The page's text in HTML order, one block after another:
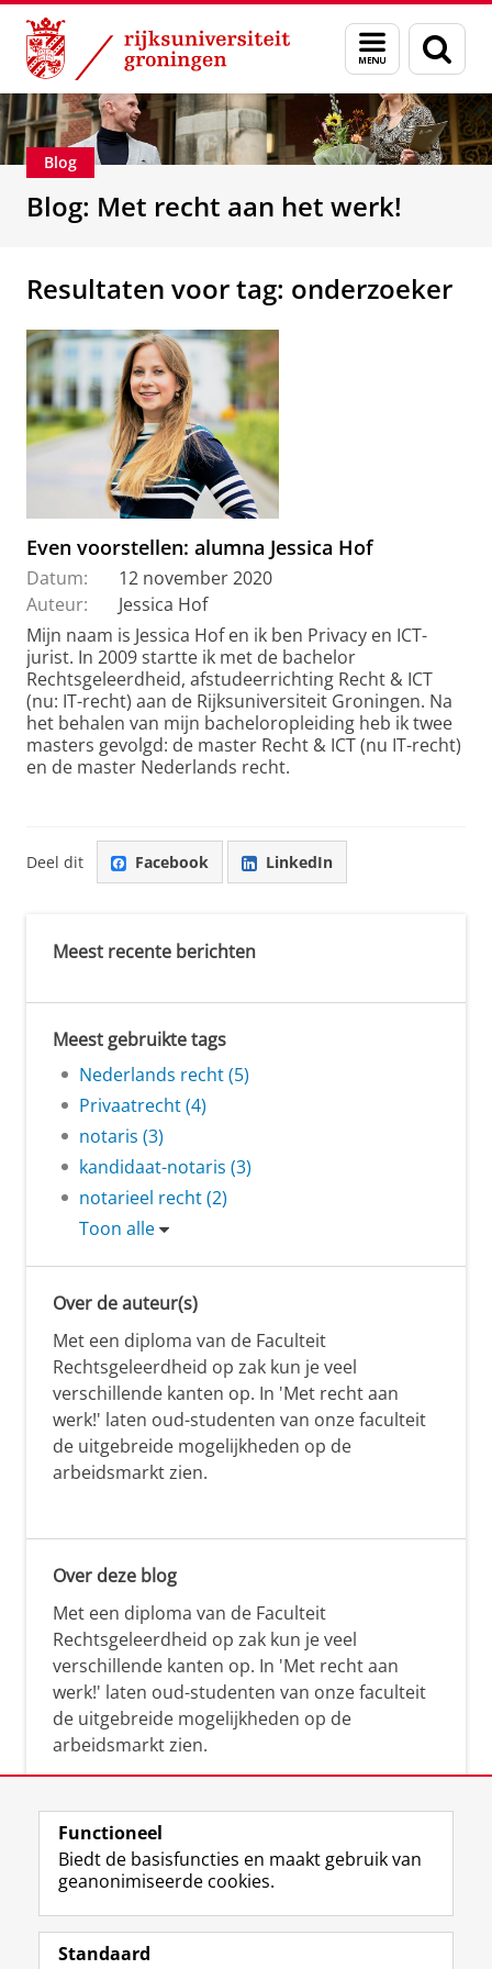
Skip
Content
Skip
Navigation
Menu
en
zoeken
Over ons Beroepsmogelijkheden
Blog
Blog: Met recht aan het werk!
Resultaten voor tag: onderzoeker
Even voorstellen: alumna Jessica Hof
Datum:
12 november 2020
Auteur:
Jessica Hof
Mijn naam is Jessica Hof en ik ben Privacy en ICT-
jurist. In 2009 startte ik met de bachelor
Rechtsgeleerdheid, afstudeerrichting Recht & ICT
(nu: IT-recht) aan de Rijksuniversiteit Groningen. Na
het behalen van mijn bacheloropleiding heb ik twee
masters gevolgd: de master Recht & ICT (nu IT-recht)
en de master Nederlands recht.
Deel dit Facebook LinkedIn
Meest recente berichten
Meest gebruikte tags
Nederlands recht (5)
Privaatrecht (4)
notaris (3)
kandidaat-notaris (3)
notarieel recht (2)
Toon alle
Over de auteur(s)
Met een diploma van de Faculteit
Rechtsgeleerdheid op zak kun je veel
verschillende kanten op. In 'Met recht aan
werk!' laten oud-studenten van onze faculteit
de uitgebreide mogelijkheden op de
arbeidsmarkt zien.
Over deze blog
Met een diploma van de Faculteit
Rechtsgeleerdheid op zak kun je veel
verschillende kanten op. In 'Met recht aan
werk!' laten oud-studenten van onze faculteit
de uitgebreide mogelijkheden op de
arbeidsmarkt zien.
Volg de RUG
F
a
L
i
R
S
I
n
Y
o
Functioneel
Biedt de basisfuncties en maakt gebruik van
geanonimiseerde cookies.
Standaard